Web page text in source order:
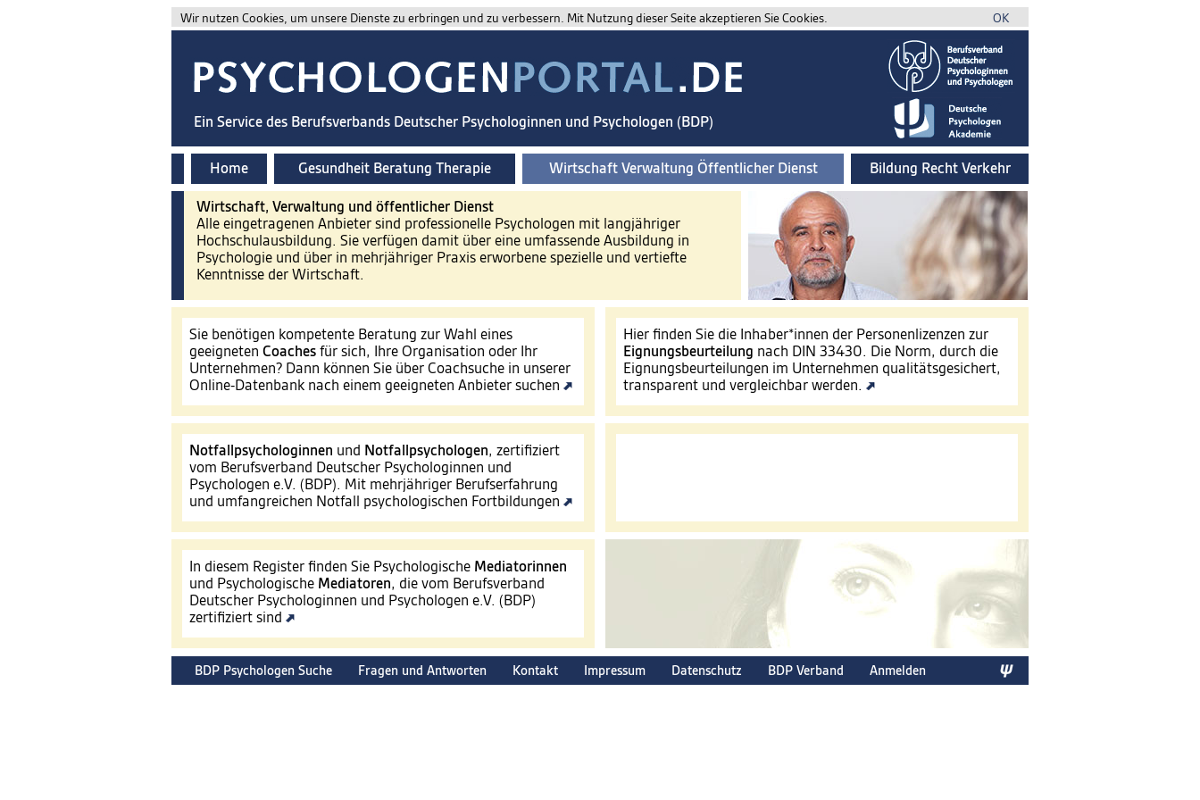
Wir nutzen Cookies, um unsere Dienste zu erbringen und zu verbessern. Mit Nutzung dieser Seite akzeptieren Sie Cookies. OK
Ein Service des Berufsverbands Deutscher Psychologinnen und Psychologen (BDP)
Home Gesundheit Beratung Therapie Wirtschaft Verwaltung Öffentlicher Dienst Bildung Recht Verkehr
Wirtschaft, Verwaltung und öffentlicher Dienst
Alle eingetragenen Anbieter sind professionelle Psychologen mit langjähriger
Hochschulausbildung. Sie verfügen damit über eine umfassende Ausbildung in
Psychologie und über in mehrjähriger Praxis erworbene spezielle und vertiefte
Kenntnisse der Wirtschaft.
Sie benötigen kompetente Beratung zur Wahl eines
geeigneten Coaches für sich, Ihre Organisation oder Ihr
Unternehmen? Dann können Sie über Coachsuche in unserer
Online-Datenbank nach einem geeigneten Anbieter suchen
Hier finden Sie die Inhaber*innen der Personenlizenzen zur
Eignungsbeurteilung nach DIN 33430. Die Norm, durch die
Eignungsbeurteilungen im Unternehmen qualitätsgesichert,
transparent und vergleichbar werden.
Notfallpsychologinnen und Notfallpsychologen, zertifiziert
vom Berufsverband Deutscher Psychologinnen und
Psychologen e.V. (BDP). Mit mehrjähriger Berufserfahrung
und umfangreichen Notfall psychologischen Fortbildungen
In diesem Register finden Sie Psychologische Mediatorinnen
und Psychologische Mediatoren, die vom Berufsverband
Deutscher Psychologinnen und Psychologen e.V. (BDP)
zertifiziert sind
BDP Psychologen Suche Fragen und Antworten Kontakt Impressum Datenschutz BDP Verband Anmelden